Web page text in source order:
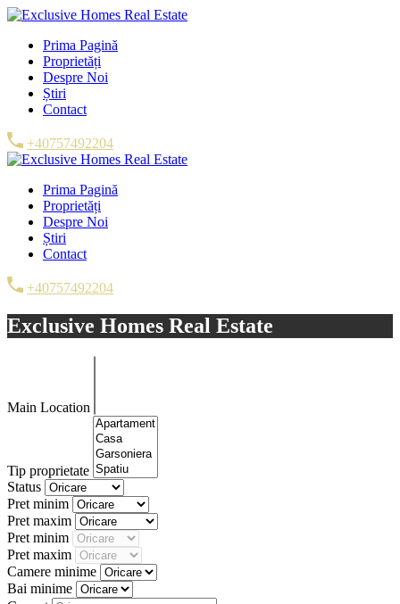
Prima Pagină
Proprietăți
Despre Noi
Știri
Contact
+40757492204
Prima Pagină
Proprietăți
Despre Noi
Știri
Contact
+40757492204
Exclusive Homes Real Estate
Main Location
Tip proprietate
Status
Pret minim
Pret maxim
Pret minim
Pret maxim
Camere minime
Bai minime